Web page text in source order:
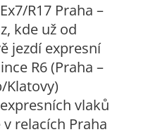
R17 Praha –
kde už od
jezdí expresní
R6 (Praha –
Klatovy)
vlaků
relacích Praha